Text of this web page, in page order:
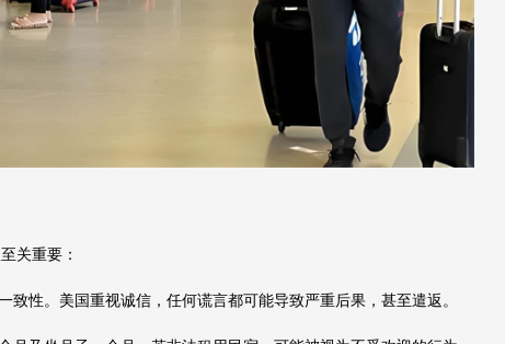
关重要：
性。美国重视诚信，任何谎言都可能导致严重后果，甚至遣返。